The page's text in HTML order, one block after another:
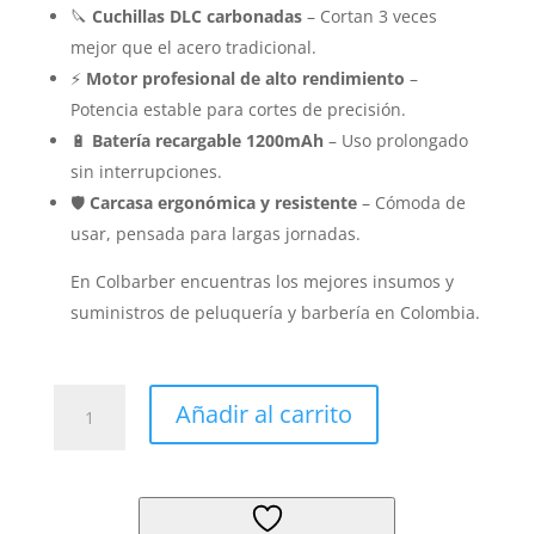
🔪 Cuchillas DLC carbonadas– Cortan 3 veces
mejor que el acero tradicional.
⚡ Motor profesional de alto rendimiento –
Potencia estable para cortes de precisión.
🔋 Batería recargable 1200mAh– Uso prolongado
sin interrupciones.
🛡️ Carcasa ergonómica y resistente– Cómoda de
usar, pensada para largas jornadas.
En Colbarber encuentras los mejores insumos y
suministros de peluquería y barbería en Colombia.
2299
Añadir al carrito